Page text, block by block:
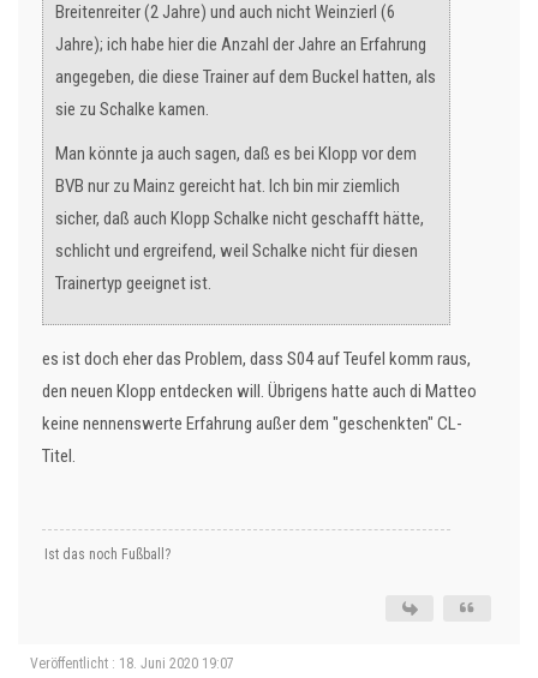
Breitenreiter (2 Jahre) und auch nicht Weinzierl (6
Jahre); ich habe hier die Anzahl der Jahre an Erfahrung
angegeben, die diese Trainer auf dem Buckel hatten, als
sie zu Schalke kamen.
Man könnte ja auch sagen, daß es bei Klopp vor dem
BVB nur zu Mainz gereicht hat. Ich bin mir ziemlich
sicher, daß auch Klopp Schalke nicht geschafft hätte,
schlicht und ergreifend, weil Schalke nicht für diesen
Trainertyp geeignet ist.
es ist doch eher das Problem, dass S04 auf Teufel komm raus,
den neuen Klopp entdecken will. Übrigens hatte auch di Matteo
keine nennenswerte Erfahrung außer dem "geschenkten" CL-
Titel.
Ist das noch Fußball?
Veröffentlicht : 18. Juni 2020 19:07